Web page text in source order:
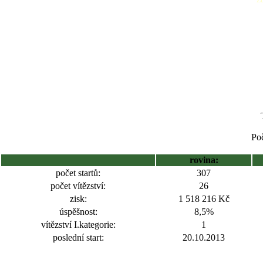
rovina:
počet startů:
307
počet vítězství:
26
zisk:
1 518 216 Kč
úspěšnost:
8,5%
vítězství I.kategorie:
1
poslední start:
20.10.2013